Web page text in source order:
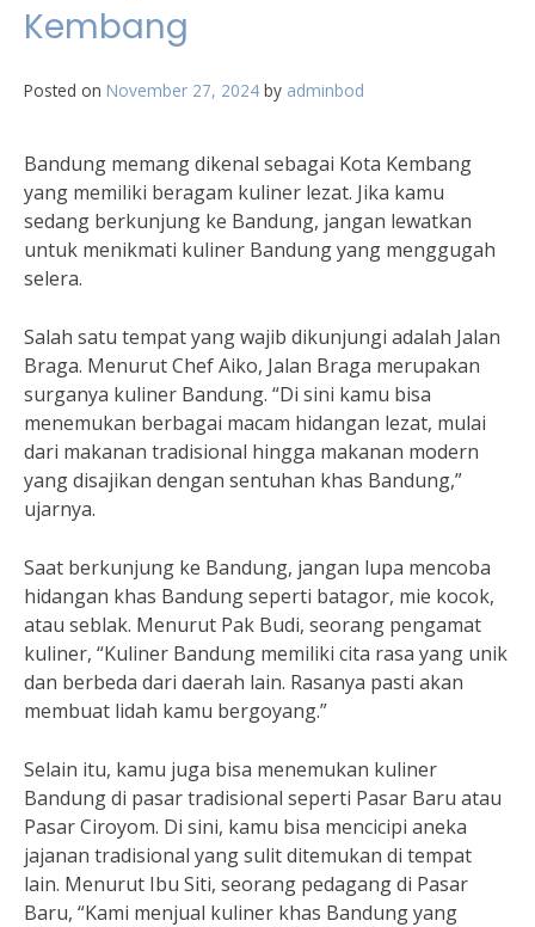
Kembang
Posted on November 27, 2024 by adminbod
Bandung memang dikenal sebagai Kota Kembang
yang memiliki beragam kuliner lezat. Jika kamu
sedang berkunjung ke Bandung, jangan lewatkan
untuk menikmati kuliner Bandung yang menggugah
selera.
Salah satu tempat yang wajib dikunjungi adalah Jalan
Braga. Menurut Chef Aiko, Jalan Braga merupakan
surganya kuliner Bandung. “Di sini kamu bisa
menemukan berbagai macam hidangan lezat, mulai
dari makanan tradisional hingga makanan modern
yang disajikan dengan sentuhan khas Bandung,”
ujarnya.
Saat berkunjung ke Bandung, jangan lupa mencoba
hidangan khas Bandung seperti batagor, mie kocok,
atau seblak. Menurut Pak Budi, seorang pengamat
kuliner, “Kuliner Bandung memiliki cita rasa yang unik
dan berbeda dari daerah lain. Rasanya pasti akan
membuat lidah kamu bergoyang.”
Selain itu, kamu juga bisa menemukan kuliner
Bandung di pasar tradisional seperti Pasar Baru atau
Pasar Ciroyom. Di sini, kamu bisa mencicipi aneka
jajanan tradisional yang sulit ditemukan di tempat
lain. Menurut Ibu Siti, seorang pedagang di Pasar
Baru, “Kami menjual kuliner khas Bandung yang